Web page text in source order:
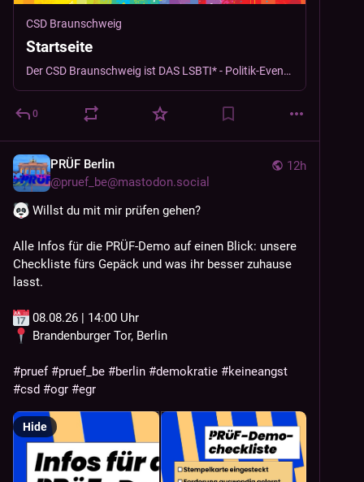
CSD Braunschweig
Startseite
Der CSD Braunschweig ist DAS LSBTI* - Politik-Event Braunschweigs - und zwar mit der besonderen kulturellen Note!
0
12h
PRÜF Berlin
@pruef_be@mastodon.social
Willst du mit mir prüfen gehen?
Alle Infos für die PRÜF-Demo auf einen Blick: unsere
Checkliste fürs Gepäck und was ihr besser zuhause
lasst.
08.08.26 | 14:00 Uhr
Brandenburger Tor, Berlin
#pruef #pruef_be #berlin #demokratie #keineangst
#csd #ogr #egr
Hide